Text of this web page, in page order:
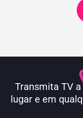
Transmita TV
lugar e em